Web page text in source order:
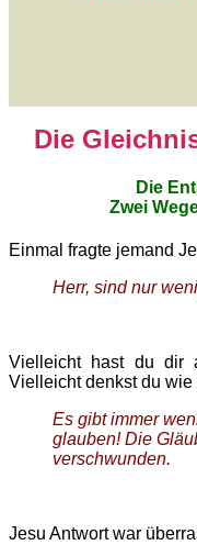
Die
Die
Zwei
Einmal fragte jemand
Herr, sind nur
Vielleicht hast du dir
Vielleicht denkst du wie
Es gibt immer
glauben! Die
verschwunden.
Jesu Antwort war